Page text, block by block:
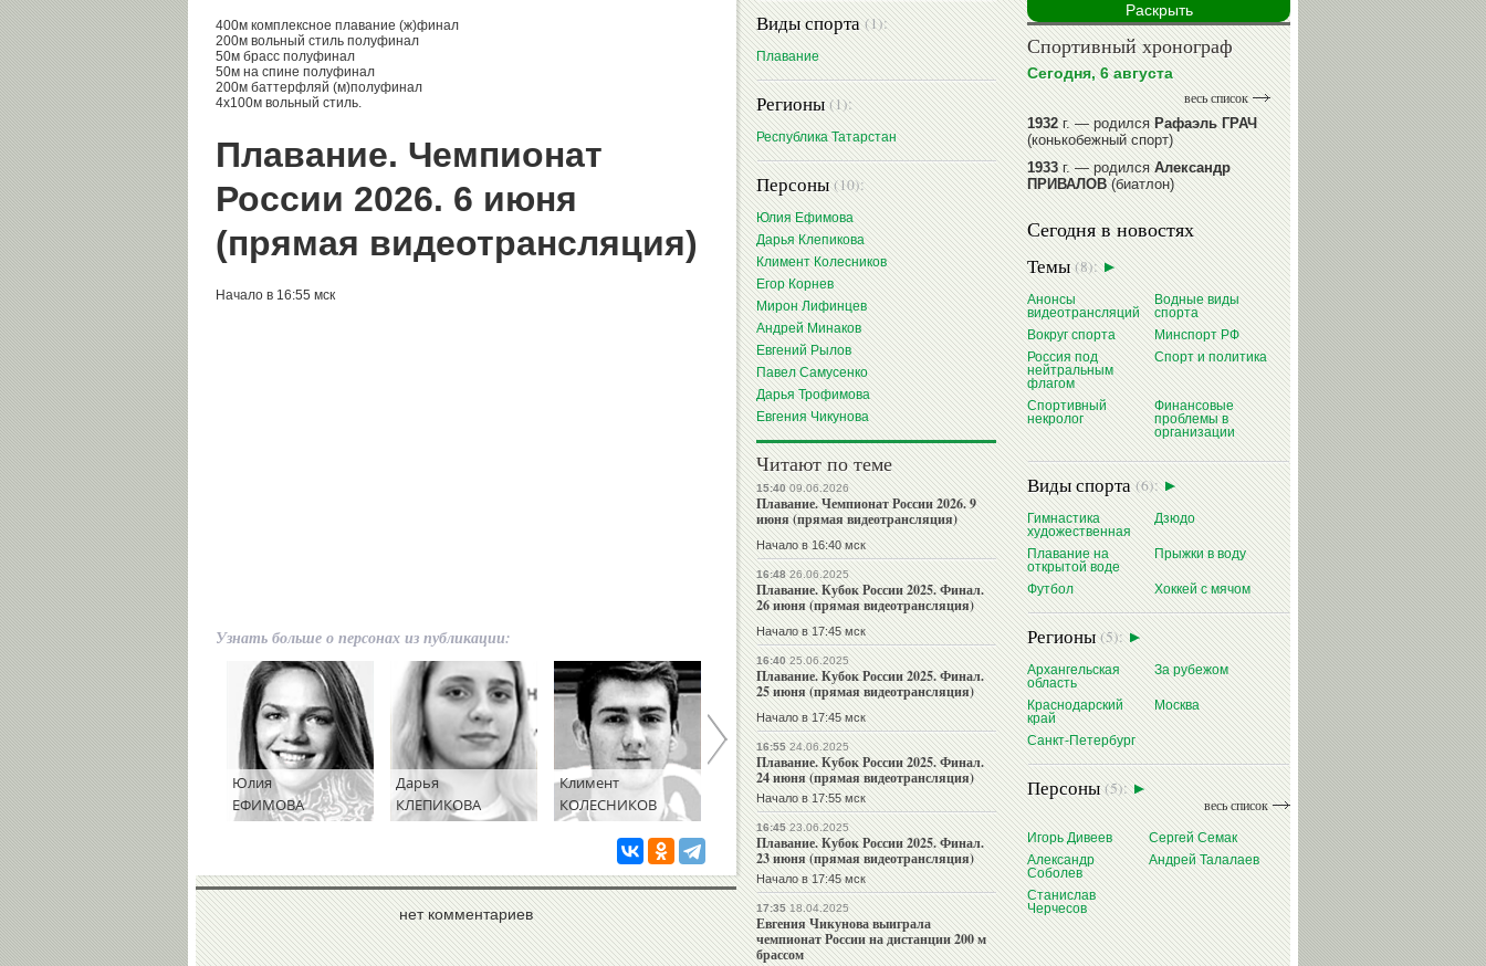
400м комплексное плавание (ж)финал
200м вольный стиль полуфинал
50м брасс полуфинал
50м на спине полуфинал
200м баттерфляй (м)полуфинал
4х100м вольный стиль.
Плавание. Чемпионат
России 2026. 6 июня
(прямая видеотрансляция)
Начало в 16:55 мск
Узнать больше о персонах из публикации:
Юлия
ЕФИМОВА
Дарья
КЛЕПИКОВА
Климент
КОЛЕСНИКОВ
Егор
КОРНЕВ
Мирон
ЛИФИНЦЕВ
Андрей
МИНАКОВ
Евгений
РЫЛОВ
нет комментариев
Виды спорта(1):
Плавание
Регионы(1):
Республика Татарстан
Персоны(10):
Юлия Ефимова
Дарья Клепикова
Климент Колесников
Егор Корнев
Мирон Лифинцев
Андрей Минаков
Евгений Рылов
Павел Самусенко
Дарья Трофимова
Евгения Чикунова
Читают по теме
15:4009.06.2026
Плавание. Чемпионат России 2026. 9
июня (прямая видеотрансляция)
Начало в 16:40 мск
16:4826.06.2025
Плавание. Кубок России 2025. Финал.
26 июня (прямая видеотрансляция)
Начало в 17:45 мск
16:4025.06.2025
Плавание. Кубок России 2025. Финал.
25 июня (прямая видеотрансляция)
Начало в 17:45 мск
16:5524.06.2025
Плавание. Кубок России 2025. Финал.
24 июня (прямая видеотрансляция)
Начало в 17:55 мск
16:4523.06.2025
Плавание. Кубок России 2025. Финал.
23 июня (прямая видеотрансляция)
Начало в 17:45 мск
17:3518.04.2025
Евгения Чикунова выиграла
чемпионат России на дистанции 200 м
брассом
Раскрыть
Спортивный хронограф
Сегодня, 6 августа
весь список
1932г. — родилсяРафаэль ГРАЧ
(конькобежный спорт)
1933г. — родилсяАлександр
ПРИВАЛОВ(биатлон)
1939г. — родилсяАнатолий
ИОНОВ(хоккей)
1939г. — родилсяАнатолий
ЦАРИК(борьба вольная)
1946г. — родилсяВиктор
БАЖЕНОВ(фехтование)
читать далее
Сегодня в новостях
Темы(8):
Анонсы
видеотрансляций
Водные виды
спорта
Вокруг спорта
Минспорт РФ
Россия под
нейтральным
флагом
Спорт и политика
Спортивный
некролог
Финансовые
проблемы в
организации
Виды спорта(6):
Гимнастика
художественная
Дзюдо
Плавание на
открытой воде
Прыжки в воду
Футбол Хоккей с мячом
Регионы(5):
Архангельская
область
За рубежом
Краснодарский
край
Москва
Санкт-Петербург
Персоны(5):
весь список
Игорь Дивеев
Сергей Семак
Александр
Соболев
Андрей Талалаев
Станислав
Черчесов